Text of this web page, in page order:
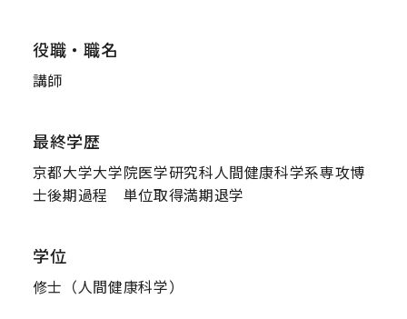
役職・職名
講師
最終学歴
京都大学大学院医学研究科人間健康科学系専攻博
士後期過程 単位取得満期退学
学位
修士（人間健康科学）